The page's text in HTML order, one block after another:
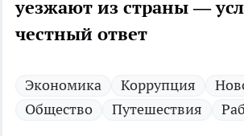
уезжают из страны —
честный ответ
Экономика Коррупция
Общество
Путешествия